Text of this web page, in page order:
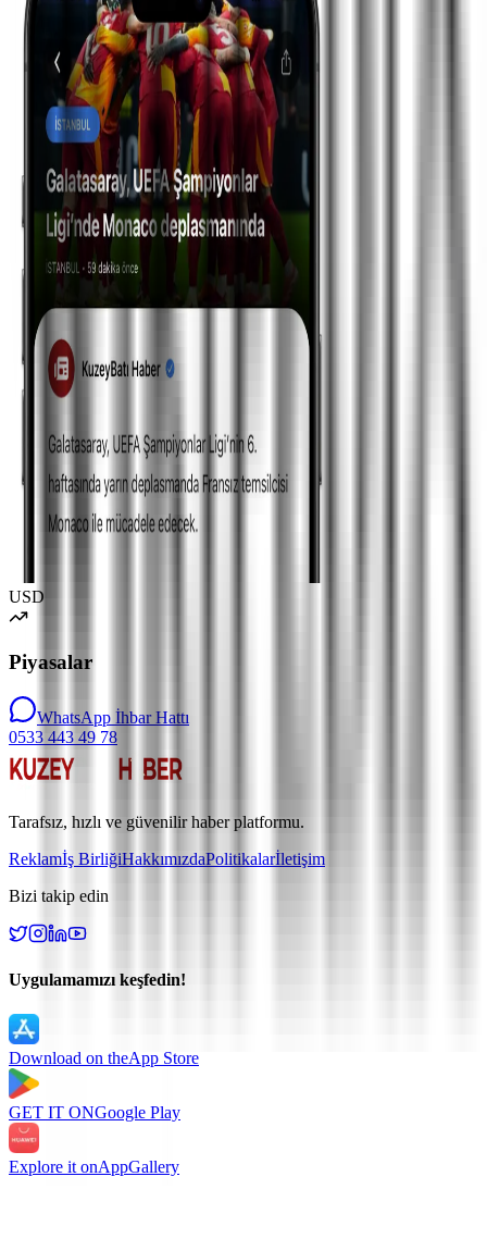
USD
Piyasalar
WhatsApp İhbar Hattı
0533 443 49 78
Tarafsız, hızlı ve güvenilir haber platformu.
Reklamİş BirliğiHakkımızdaPolitikalarİletişim
Bizi takip edin
Uygulamamızı keşfedin!
Download on theApp Store
GET IT ONGoogle Play
Explore it onAppGallery